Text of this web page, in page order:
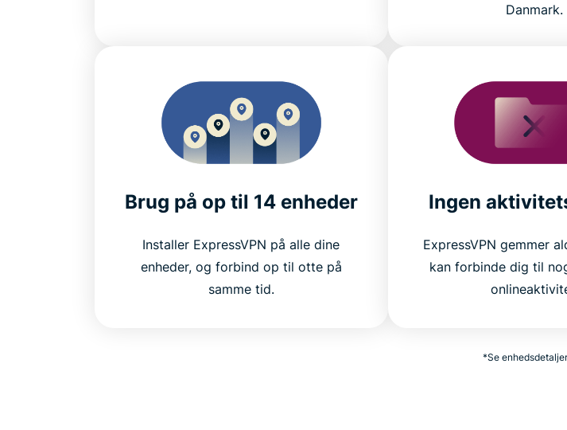
Danmark.
Brug på op til 14 enheder
Installer ExpressVPN på alle dine
enheder, og forbind op til otte på
samme tid.
Ingen
ExpressVPN gemmer
kan forbinde dig til
*Se